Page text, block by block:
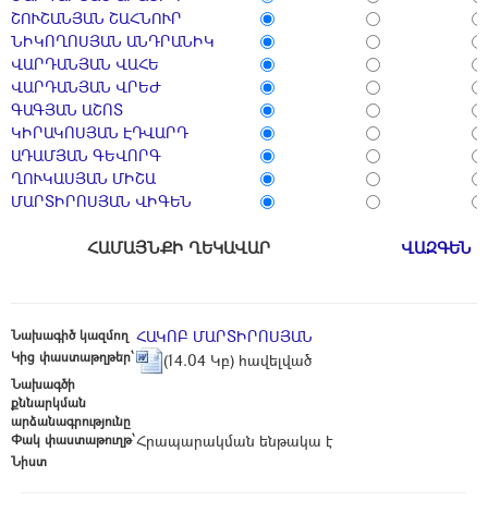
ՇՈՒՇԱՆՅԱՆ ՇԱՀՆՈՒՐ
ՆԻԿՈՂՈՍՅԱՆ ԱՆԴՐԱՆԻԿ
ՎԱՐԴԱՆՅԱՆ ՎԱՀԵ
ՎԱՐԴԱՆՅԱՆ ՎՐԵԺ
ԳԱԳՅԱՆ ԱՇՈՏ
ԿԻՐԱԿՈՍՅԱՆ ԷԴՎԱՐԴ
ԱԴԱՄՅԱՆ ԳԵՎՈՐԳ
ՂՈՒԿԱՍՅԱՆ ՄԻՇԱ
ՄԱՐՏԻՐՈՍՅԱՆ ՎԻԳԵՆ
ՀԱՄԱՅՆՔԻ ՂԵԿԱՎԱՐ ՎԱԶԳԵՆ
Նախագիծ կազմող ՀԱԿՈԲ ՄԱՐՏԻՐՈՍՅԱՆ
Կից փաստաթղթեր՝ (14.04 Կբ) հավելված
Նախագծի
քննարկման
արձանագրությունը
Փակ փաստաթուղթ՝Հրապարակման ենթակա է
Նիստ